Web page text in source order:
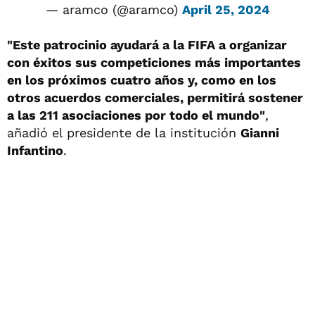
— aramco (@aramco) April 25, 2024
"Este patrocinio ayudará a la FIFA a organizar
con éxitos sus competiciones más importantes
en los próximos cuatro años y, como en los
otros acuerdos comerciales, permitirá sostener
a las 211 asociaciones por todo el mundo",
añadió el presidente de la institución Gianni
Infantino.